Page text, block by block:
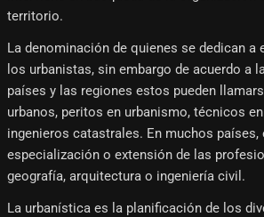
territorio.
La denominación de quienes se dedican a
los urbanistas, sin embargo de acuerdo a
países y las regiones estos pueden
urbanos, peritos en urbanismo, técnicos
ingenieros catastrales. En muchos países,
especialización o extensión de las
geografía, arquitectura o ingeniería civil.
La urbanística es la planificación de los